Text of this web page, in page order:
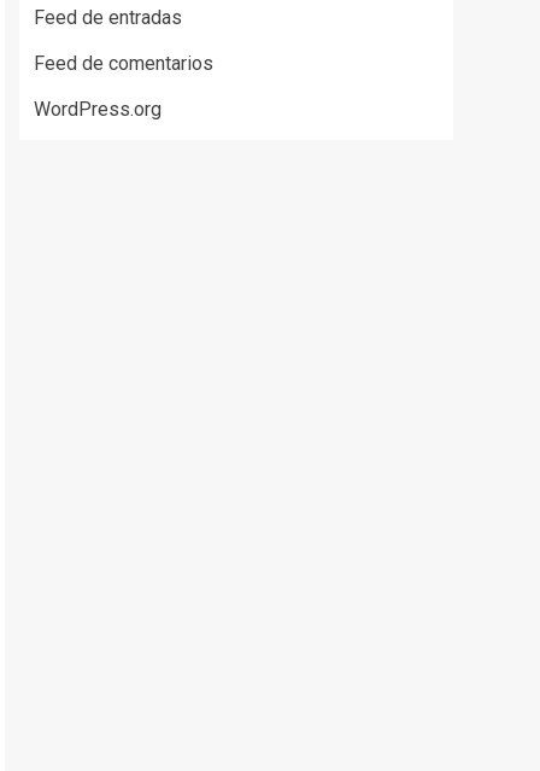
Feed de entradas
Feed de comentarios
WordPress.org